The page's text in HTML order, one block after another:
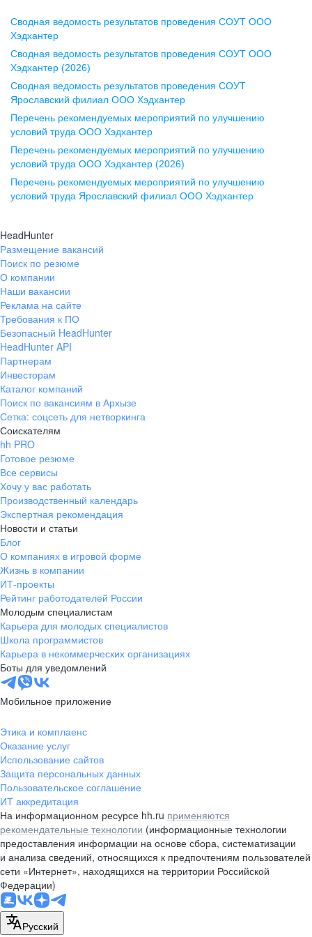
Воронеж
ул. Комиссаржевской, д. 10,
офис 1212
+7 473 280-05-05
pr@vrn.hh.ru
ул. Спартаковская, д. 2А, этаж 3,
помещение 15
+7 843 212-12-50
Екатеринбург
ул. Боевых Дружин, стр. 20,
+7 343 226-79-99
pr@ural.hh.ru
ул. Янковского, д. 169, 7 этаж,
706 каб.
+7 861 205-55-57
pr@krd.hh.ru
Владивосток
пер. Ланинский д. 4, офис 3.4
+7 423 202-33-28
pr@dv.hh.ru
Новосибирск
ул. Большевистская, д. 35,
помещение 21
+7 383 207-94-64
pr@nsk.hh.ru
Минск
пр-т Дзержинского, д. 57,
10 этаж, помещение 45-1
pr@rabota.by
Алматы
пр. Абая, д. 151, БЦ Алатау,
12 этаж, офис 1209
+7 727 232-13-13
pr@headhunter.com.kz
Сводная ведомость результатов проведения СОУТ ООО
Хэдхантер
Сводная ведомость результатов проведения СОУТ ООО
Хэдхантер (2026)
Сводная ведомость результатов проведения СОУТ
Ярославский филиал ООО Хэдхантер
Перечень рекомендуемых мероприятий по улучшению
условий труда ООО Хэдхантер
Перечень рекомендуемых мероприятий по улучшению
условий труда ООО Хэдхантер (2026)
Перечень рекомендуемых мероприятий по улучшению
условий труда Ярославский филиал ООО Хэдхантер
HeadHunter
Размещение вакансий
Поиск по резюме
О компании
Наши вакансии
Реклама на сайте
Требования к ПО
Безопасный HeadHunter
HeadHunter API
Партнерам
Инвесторам
Каталог компаний
Поиск по вакансиям в Архызе
Сетка: соцсеть для нетворкинга
Соискателям
hh PRO
Готовое резюме
Все сервисы
Хочу у вас работать
Производственный календарь
Экспертная рекомендация
Новости и статьи
Блог
О компаниях в игровой форме
Жизнь в компании
ИТ-проекты
Рейтинг работодателей России
Молодым специалистам
Карьера для молодых специалистов
Школа программистов
Карьера в некоммерческих организациях
Боты для уведомлений
Мобильное приложение
Этика и комплаенс
Оказание услуг
Использование сайтов
Защита персональных данных
Пользовательское соглашение
ИТ аккредитация
На информационном ресурсе hh.ru применяются
рекомендательные технологии (информационные технологии
предоставления информации на основе сбора, систематизации
и анализа сведений, относящихся к предпочтениям пользователей
сети «Интернет», находящихся на территории Российской
Федерации)
Русский